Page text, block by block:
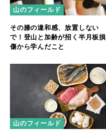
山のフィールド
その膝の違和感、放置しない
で！登山と加齢が招く半月板損
傷から学んだこと
山のフィールド